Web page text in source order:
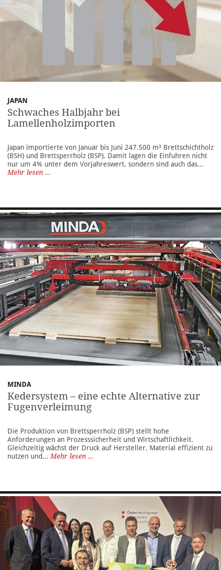
JAPAN
Schwaches Halbjahr bei
Lamellenholzimporten
Japan importierte von Januar bis Juni 247.500 m³ Brettschichtholz
(BSH) und Brettsperrholz (BSP). Damit lagen die Einfuhren nicht
nur um 4% unter dem Vorjahreswert, sondern sind auch das...
Mehr lesen ...
MINDA
Kedersystem – eine echte Alternative zur
Fugenverleimung
Die Produktion von Brettsperrholz (BSP) stellt hohe
Anforderungen an Prozesssicherheit und Wirtschaftlichkeit.
Gleichzeitig wächst der Druck auf Hersteller, Material effizient zu
nutzen und...Mehr lesen ...